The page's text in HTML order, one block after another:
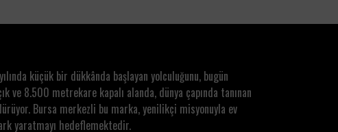
küçük bir dükkânda başlayan yolculuğunu, bugün
ve 8.500 metrekare kapalı alanda, dünya çapında tanınan
Bursa merkezli bu marka, yenilikçi misyonuyla ev
yaratmayı hedeflemektedir.